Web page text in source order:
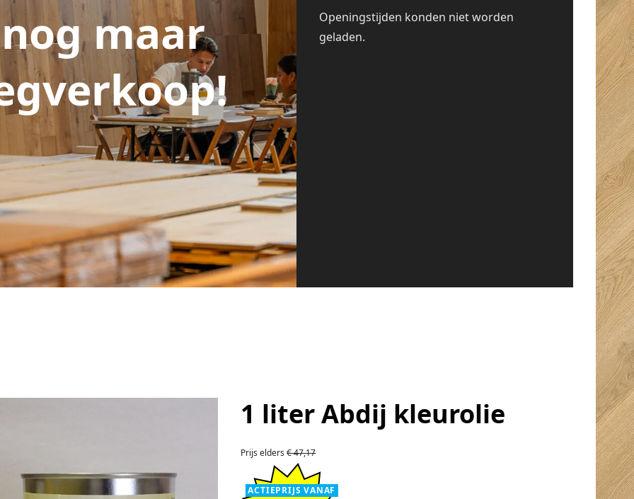
maar
Openingstijden konden niet worden
geladen.
1 liter Abdij kleurolie
Prijs elders€ 47,17
ACTIEPRIJS VANAF